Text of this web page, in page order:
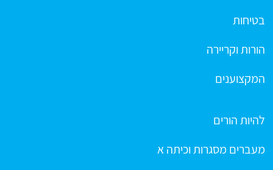
בטיחות
הורות וקריירה
המקצוענים
להיות הורים
מעברים מסגרות וכיתה א